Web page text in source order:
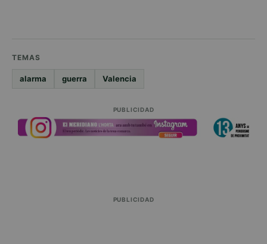
TEMAS
alarma guerra Valencia
PUBLICIDAD
PUBLICIDAD